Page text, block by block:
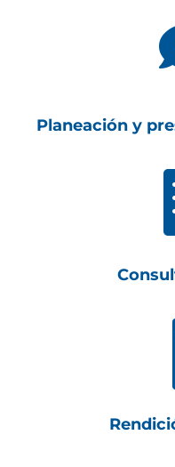
Planeación y